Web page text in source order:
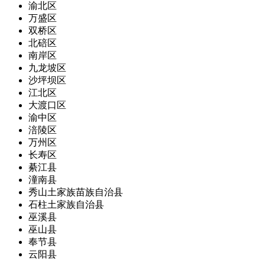
渝北区
万盛区
双桥区
北碚区
南岸区
九龙坡区
沙坪坝区
江北区
大渡口区
渝中区
涪陵区
万州区
长寿区
綦江县
潼南县
秀山土家族苗族自治县
石柱土家族自治县
巫溪县
巫山县
奉节县
云阳县